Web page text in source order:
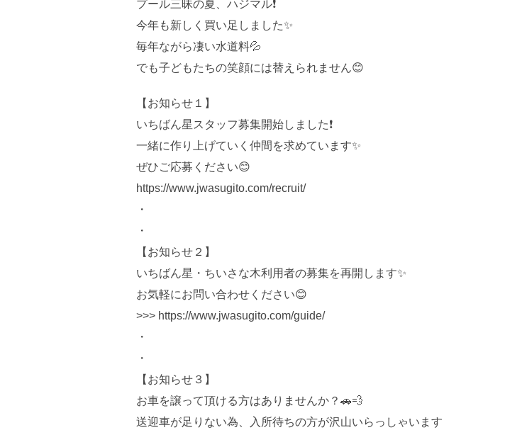
プール三昧の夏、ハジマル❗️
今年も新しく買い足しました✨
毎年ながら凄い水道料💦
でも子どもたちの笑顔には替えられません😊
【お知らせ１】
いちばん星スタッフ募集開始しました❗️
一緒に作り上げていく仲間を求めています✨
ぜひご応募ください😊
https://www.jwasugito.com/recruit/
・
・
【お知らせ２】
いちばん星・ちいさな木利用者の募集を再開します✨
お気軽にお問い合わせください😊
>>> https://www.jwasugito.com/guide/
・
・
【お知らせ３】
お車を譲って頂ける方はありませんか？🚗💨
送迎車が足りない為、入所待ちの方が沢山いらっしゃいます